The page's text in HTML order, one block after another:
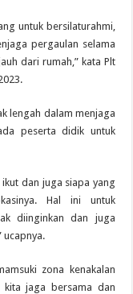
untuk bersilaturahmi,
pergaulan selama
dari rumah,” kata Plt
lengah dalam menjaga
peserta didik untuk
dan juga siapa yang
Hal ini untuk
diinginkan dan juga
ucapnya.
zona kenakalan
kita jaga bersama dan